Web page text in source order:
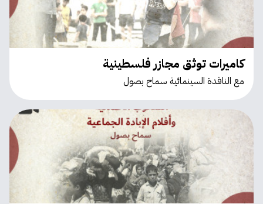
كاميرات توثق مجازر فلسطينية
مع الناقدة السينمائية سماح بصول